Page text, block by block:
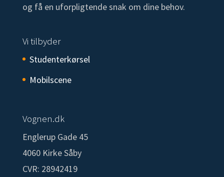
og få en uforpligtende snak om dine behov.
Vi tilbyder
Studenterkørsel
Mobilscene
Vognen.dk
Englerup Gade 45
4060 Kirke Såby
CVR: 28942419